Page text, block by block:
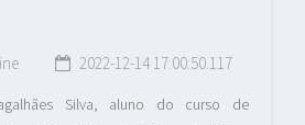
2022-12-14 17:00:50.117
Silva, aluno do curso de